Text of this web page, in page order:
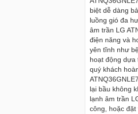
biệt dễ dàng
luồng gió đa
âm trần LG
điện năng và
yên tĩnh như
hoạt động dựa
quý khách
lại bầu không
lạnh âm trần
công, hoặc
GIA LAI - CỬA HÀNG DÙ LỆCH
Toàn Gia Lai 02692211265 -
- 0934721467 chuyên sản sản xuất
Cho
Cho
sang